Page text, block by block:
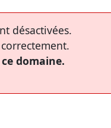
désactivées.
domaine.